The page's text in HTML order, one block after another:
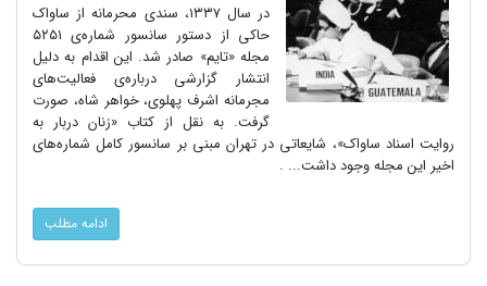
در سال ۱۳۳۷، سندی محرمانه از ساواک
حاکی از دستور سانسور شماره‌ی ۵۲۵۱
مجله «تایم» صادر شد. این اقدام به دلیل
انتشار گزارشی درباره‌ی فعالیت‌های
مجرمانه اشرف پهلوی، خواهر شاه، صورت
گرفت. به نقل از کتاب «زنان دربار به
روایت اسناد ساواک»، شایعاتی در تهران مبنی بر سانسور کامل شماره‌های
اخیر این مجله وجود داشت... .
ادامه مطلب